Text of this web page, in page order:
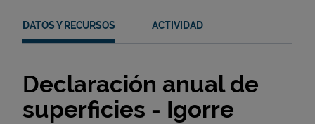
DATOS Y RECURSOS ACTIVIDAD
Declaración anual de
superficies - Igorre